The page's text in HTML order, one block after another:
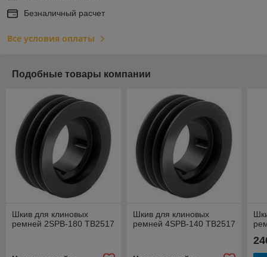
Безналичный расчет
Все условия оплаты
Подобные товары компании
Шкив для клиновых
ремней 2SPB-180 TB2517
Шкив для клиновых
ремней 4SPB-140 TB2517